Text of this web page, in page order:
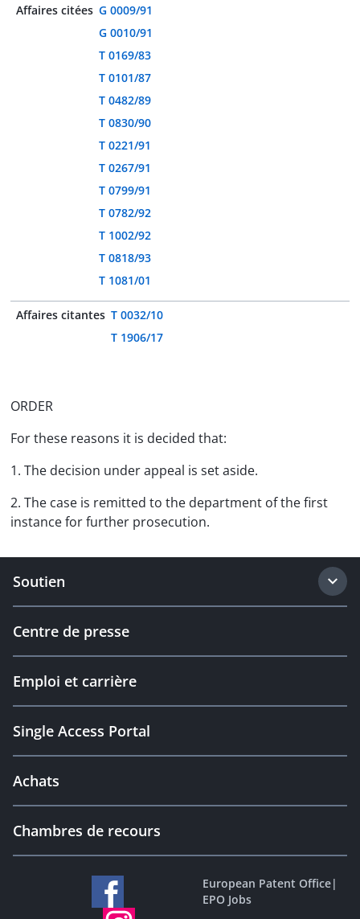
Affaires citées G 0009/91
G 0010/91
T 0169/83
T 0101/87
T 0482/89
T 0830/90
T 0221/91
T 0267/91
T 0799/91
T 0782/92
T 1002/92
T 0818/93
T 1081/01
Affaires citantes T 0032/10
T 1906/17
ORDER
For these reasons it is decided that:
1. The decision under appeal is set aside.
2. The case is remitted to the department of the first
instance for further prosecution.
Soutien
Centre de presse
Emploi et carrière
Single Access Portal
Achats
Chambres de recours
European Patent Office|
EPO Jobs